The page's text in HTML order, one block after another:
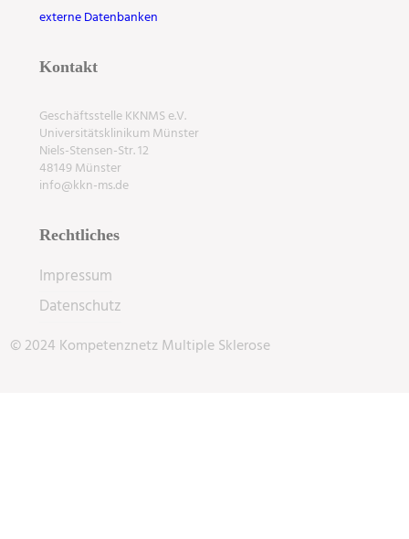
externe Datenbanken
Kontakt
Geschäftsstelle KKNMS e.V.
Universitätsklinikum Münster
Niels-Stensen-Str. 12
48149 Münster
info@kkn-ms.de
Rechtliches
Impressum
Datenschutz
© 2024 Kompetenznetz Multiple Sklerose